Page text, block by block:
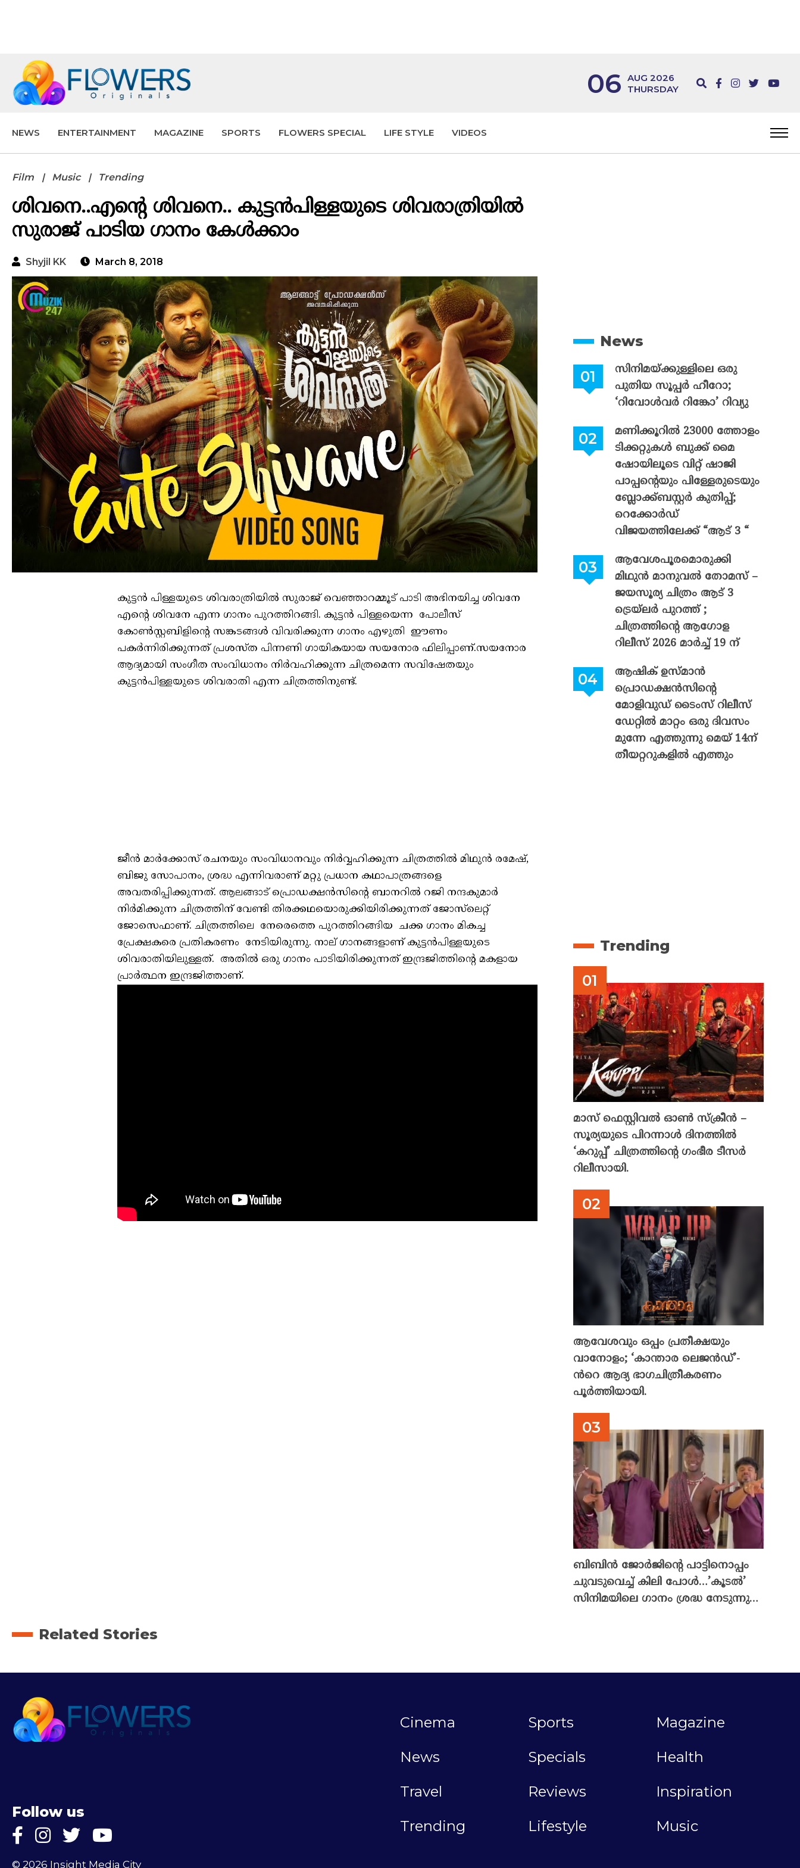
06 AUG 2026
THURSDAY
NEWS ENTERTAINMENT MAGAZINE SPORTS FLOWERS SPECIAL LIFE STYLE VIDEOS
Film Music Trending
ശിവനെ..എന്റെ ശിവനെ.. കുട്ടൻപിള്ളയുടെ ശിവരാത്രിയിൽ
സുരാജ് പാടിയ ഗാനം കേൾക്കാം
Shyjil KK March 8, 2018
കുട്ടൻ പിള്ളയുടെ ശിവരാത്രിയിൽ സുരാജ് വെഞ്ഞാറമ്മൂട് പാടി അഭിനയിച്ച ശിവനേ
എന്റെ ശിവനേ എന്ന ഗാനം പുറത്തിറങ്ങി. കുട്ടൻ പിള്ളയെന്ന പോലീസ്
കോൺസ്റ്റബിളിന്റെ സങ്കടങ്ങൾ വിവരിക്കുന്ന ഗാനം എഴുതി ഈണം
പകർന്നിരിക്കുന്നത് പ്രശസ്ത പിന്നണി ഗായികയായ സയനോര ഫിലിപ്പാണ്.സയനോര
ആദ്യമായി സംഗീത സംവിധാനം നിർവഹിക്കുന്ന ചിത്രമെന്ന സവിഷേതയും
കുട്ടൻപിള്ളയുടെ ശിവരാതി എന്ന ചിത്രത്തിനുണ്ട്.
ജീൻ മാർക്കോസ് രചനയും സംവിധാനവും നിർവ്വഹിക്കുന്ന ചിത്രത്തിൽ മിഥുൻ രമേഷ്,
ബിജു സോപാനം, ശ്രദ്ധ എന്നിവരാണ് മറ്റു പ്രധാന കഥാപാത്രങ്ങളെ
അവതരിപ്പിക്കുന്നത്. ആലങ്ങാട് പ്രൊഡക്ഷൻസിന്റെ ബാനറിൽ റജി നന്ദകുമാർ
നിർമിക്കുന്ന ചിത്രത്തിന് വേണ്ടി തിരക്കഥയൊരുക്കിയിരിക്കുന്നത് ജോസ്‌ലെറ്റ്
ജോസെഫാണ്. ചിത്രത്തിലെ നേരെത്തെ പുറത്തിറങ്ങിയ ചക്ക ഗാനം മികച്ച
പ്രേക്ഷകരെ പ്രതികരണം നേടിയിരുന്നു. നാല് ഗാനങ്ങളാണ് കുട്ടൻപിള്ളയുടെ
ശിവരാതിയിലുള്ളത്. അതിൽ ഒരു ഗാനം പാടിയിരിക്കുന്നത് ഇന്ദ്രജിത്തിന്റെ മകളായ
പ്രാർത്ഥന ഇന്ദ്രജിത്താണ്.
News
സിനിമയ്ക്കുള്ളിലെ ഒരു
പുതിയ സൂപ്പർ ഹീറോ;
‘റിവോൾവർ റിങ്കോ’ റിവ്യു
മണിക്കൂറിൽ 23000 ത്തോളം
ടിക്കറ്റുകൾ ബുക്ക് മൈ
ഷോയിലൂടെ വിറ്റ് ഷാജി
പാപ്പന്റെയും പിള്ളേരുടെയും
ബ്ലോക്ക്ബസ്റ്റർ കുതിപ്പ്;
റെക്കോർഡ്
വിജയത്തിലേക്ക് “ആട് 3 “
ആവേശപൂരമൊരുക്കി
മിഥുൻ മാനുവൽ തോമസ് –
ജയസൂര്യ ചിത്രം ആട് 3
ട്രെയ്‌ലർ പുറത്ത് ;
ചിത്രത്തിന്റെ ആഗോള
റിലീസ് 2026 മാർച്ച് 19 ന്
ആഷിക് ഉസ്മാൻ
പ്രൊഡക്ഷൻസിന്റെ
മോളിവുഡ് ടൈംസ് റിലീസ്
ഡേറ്റിൽ മാറ്റം ഒരു ദിവസം
മുന്നേ എത്തുന്നു മെയ് 14ന്
തീയറ്ററുകളിൽ എത്തും
Trending
മാസ് ഫെസ്റ്റിവൽ ഓൺ സ്‌ക്രീൻ –
സൂര്യയുടെ പിറന്നാൾ ദിനത്തിൽ
‘കറുപ്പ്’ ചിത്രത്തിന്റെ ഗംഭീര ടീസർ
റിലീസായി.
ആവേശവും ഒപ്പം പ്രതീക്ഷയും
വാനോളം; ‘കാന്താര ലെജൻഡ്’-
ൻറെ ആദ്യ ഭാഗചിത്രീകരണം
പൂർത്തിയായി.
ബിബിൻ ജോർജിന്റെ പാട്ടിനൊപ്പം
ചുവടുവെച്ച് കിലി പോൾ…’കൂടൽ’
സിനിമയിലെ ഗാനം ശ്രദ്ധ നേടുന്നു…
Related Stories
Follow us
© 2026 Insight Media City
Cinema Sports
Magazine
News
Specials
Health
Travel
Reviews
Inspiration
Trending
Lifestyle Music